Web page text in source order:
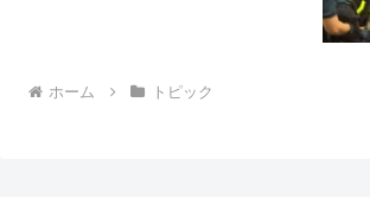
ホーム トピック